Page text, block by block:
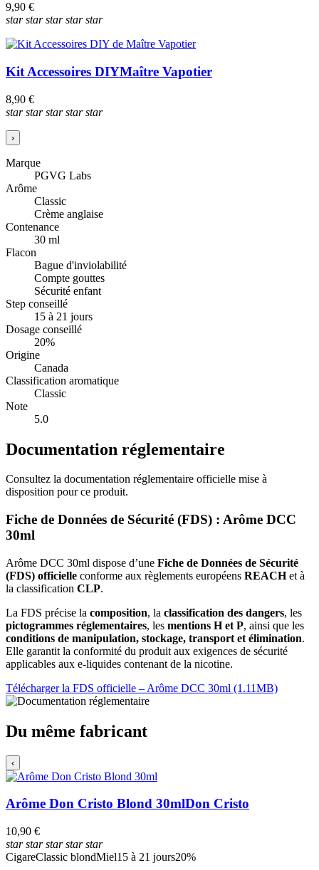
9,90 €
starstarstarstarstar
Kit Accessoires DIYMaître Vapotier
8,90 €
starstarstarstarstar
›
Marque
PGVG Labs
Arôme
Classic
Crème anglaise
Contenance
30 ml
Flacon
Bague d'inviolabilité
Compte gouttes
Sécurité enfant
Step conseillé
15 à 21 jours
Dosage conseillé
20%
Origine
Canada
Classification aromatique
Classic
Note
5.0
Documentation réglementaire
Consultez la documentation réglementaire officielle mise à
disposition pour ce produit.
Fiche de Données de Sécurité (FDS) : Arôme DCC
30ml
Arôme DCC 30ml dispose d’une Fiche de Données de Sécurité
(FDS) officielle conforme aux règlements européens REACHet à
la classification CLP.
La FDS précise la composition, la classification des dangers, les
pictogrammes réglementaires, les mentions H et P, ainsi que les
conditions de manipulation, stockage, transport et élimination.
Elle garantit la conformité du produit aux exigences de sécurité
applicables aux e-liquides contenant de la nicotine.
Télécharger la FDS officielle – Arôme DCC 30ml (1.11MB)
Du même fabricant
‹
Arôme Don Cristo Blond 30mlDon Cristo
10,90 €
starstarstarstarstar
CigareClassic blondMiel15 à 21 jours20%